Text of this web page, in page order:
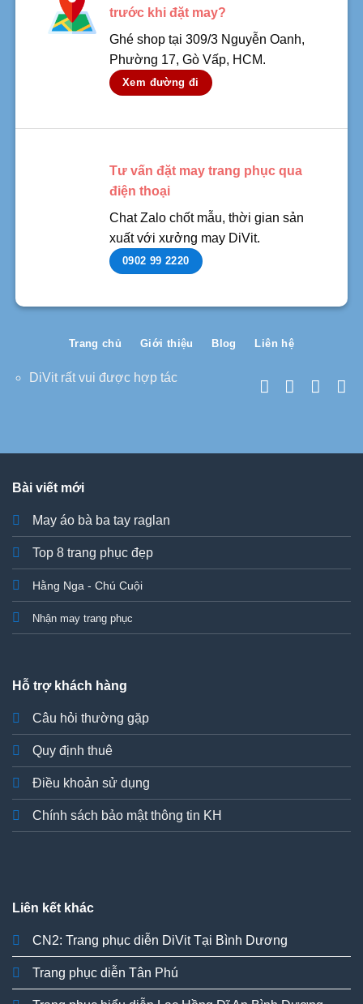
trước khi đặt may?
Ghé shop tại 309/3 Nguyễn Oanh,
Phường 17, Gò Vấp, HCM.
Xem đường đi
Tư vấn đặt may trang phục qua
điện thoại
Chat Zalo chốt mẫu, thời gian sản
xuất với xưởng may DiVit.
0902 99 2220
DiVit rất vui được hợp tác
Trang chủ Giới thiệu Blog Liên hệ
Bài viết mới
May áo bà ba tay raglan
Top 8 trang phục đẹp
Hằng Nga - Chú Cuội
Nhận may trang phục
Hỗ trợ khách hàng
Câu hỏi thường gặp
Quy định thuê
Điều khoản sử dụng
Chính sách bảo mật thông tin KH
Liên kết khác
CN2: Trang phục diễn DiVit Tại Bình Dương
Trang phục diễn Tân Phú